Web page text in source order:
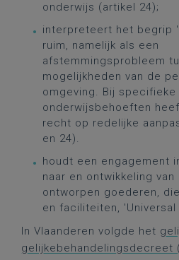
onderwijs (artikel 24);
interpreteert het begrip
ruim, namelijk als een
afstemmingsprobleem
mogelijkheden van de
omgeving. Bij specifieke
onderwijsbehoeften
recht op redelijke
en 24).
houdt een engagement
naar en ontwikkeling van
ontworpen goederen,
en faciliteiten, 'Universal
In Vlaanderen volgde het
gelijkebehandelingsdecreet